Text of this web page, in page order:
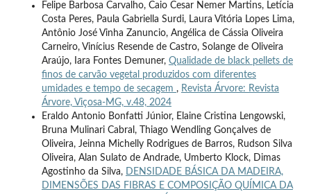
Felipe Barbosa Carvalho, Caio Cesar Nemer Martins, Letícia
Costa Peres, Paula Gabriella Surdi, Laura Vitória Lopes Lima,
Antônio José Vinha Zanuncio, Angélica de Cássia Oliveira
Carneiro, Vinícius Resende de Castro, Solange de Oliveira
Araújo, Iara Fontes Demuner, Qualidade de black pellets de
finos de carvão vegetal produzidos com diferentes
umidades e tempo de secagem , Revista Árvore: Revista
Árvore, Viçosa-MG, v.48, 2024
Eraldo Antonio Bonfatti Júnior, Elaine Cristina Lengowski,
Bruna Mulinari Cabral, Thiago Wendling Gonçalves de
Oliveira, Jeinna Michelly Rodrigues de Barros, Rudson Silva
Oliveira, Alan Sulato de Andrade, Umberto Klock, Dimas
Agostinho da Silva, DENSIDADE BÁSICA DA MADEIRA,
DIMENSÕES DAS FIBRAS E COMPOSIÇÃO QUÍMICA DA